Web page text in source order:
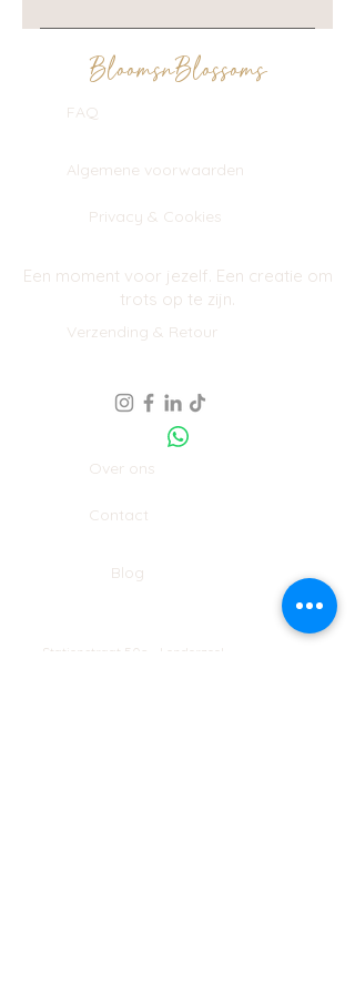
Yes! Je kan bij al onze creaties een
persoonlijke boodschap toevoegen.
We kunnen die zelfs graveren in hout
voor die extra personal touch!
BloomsnBlossoms
FAQ
Algemene voorwaarden
Privacy & Cookies
Een moment voor jezelf. Een creatie om
trots op te zijn.
Verzending & Retour
Over ons
Contact
Blog
Stationstraat 50c - Londerzeel